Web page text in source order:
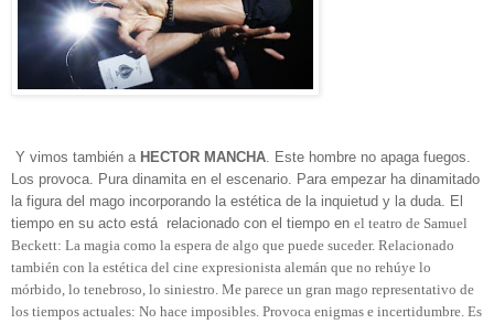
Y vimos también a HECTOR MANCHA. Este hombre no apaga fuegos.
Los provoca. Pura dinamita en el escenario. Para empezar ha dinamitado
la figura del mago incorporando la estética de la inquietud y la duda. El
tiempo en su acto está relacionado con el tiempo en el teatro de Samuel
Beckett: La magia como la espera de algo que puede suceder. Relacionado
también con la estética del cine expresionista alemán que no rehúye lo
mórbido, lo tenebroso, lo siniestro. Me parece un gran mago representativo de
los tiempos actuales: No hace imposibles. Provoca enigmas e incertidumbre. Es